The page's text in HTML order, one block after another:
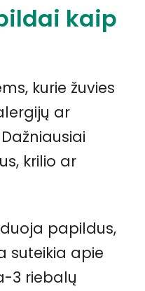
kaip
kurie žuvies
ar
krilio ar
papildus,
suteikia apie
3 riebalų